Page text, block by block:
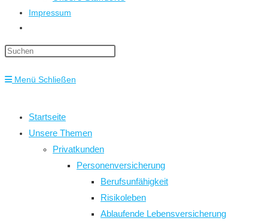
Impressum
umschalten
Menü Schließen
Startseite
Unsere Themen
Privatkunden
Personenversicherung
Berufsunfähigkeit
Risikoleben
Ablaufende Lebensversicherung